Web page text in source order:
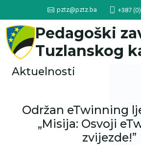
pztz@pztz.ba +387
Pedagoški
Tuzlanskog
Aktuelnosti
Održan eTwinning
„Misija: Osvoji
zvijezde!”